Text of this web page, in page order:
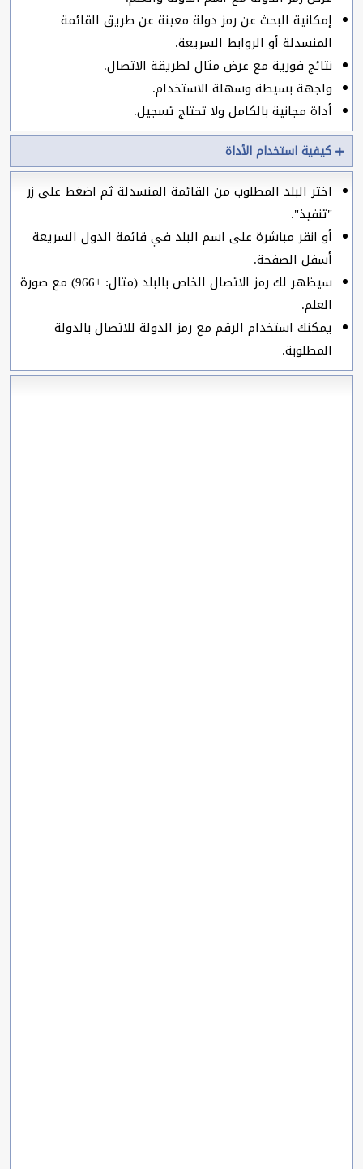
إمكانية البحث عن رمز دولة معينة عن طريق القائمة
المنسدلة أو الروابط السريعة.
نتائج فورية مع عرض مثال لطريقة الاتصال.
واجهة بسيطة وسهلة الاستخدام.
أداة مجانية بالكامل ولا تحتاج تسجيل.
كيفية استخدام الأداة
اختر البلد المطلوب من القائمة المنسدلة ثم اضغط على زر
"تنفيذ".
أو انقر مباشرة على اسم البلد في قائمة الدول السريعة
أسفل الصفحة.
سيظهر لك رمز الاتصال الخاص بالبلد (مثال: +966) مع صورة
العلم.
يمكنك استخدام الرقم مع رمز الدولة للاتصال بالدولة
المطلوبة.